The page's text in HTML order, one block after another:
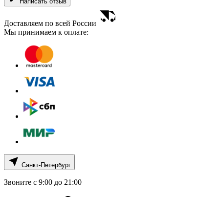
Доставляем по всей России
Мы принимаем к оплате:
Санкт-Петербург
Звоните с 9:00 до 21:00